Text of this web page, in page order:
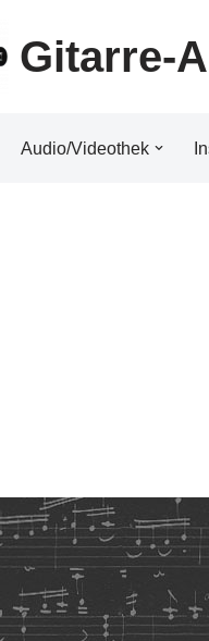
Gitarre-
Audio/Videothek